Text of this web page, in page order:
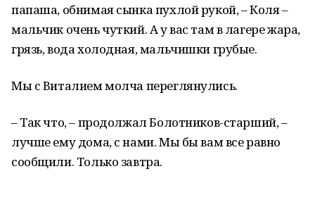
папаша, обнимая сынка пухлой рукой, – Коля –
мальчик очень чуткий. А у вас там в лагере жара,
грязь, вода холодная, мальчишки грубые.
Мы с Виталием молча переглянулись.
– Так что, – продолжал Болотников-старший, –
лучше ему дома, с нами. Мы бы вам все равно
сообщили. Только завтра.